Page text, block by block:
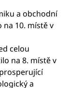
a obchodní
na 10. místě v
celou
na 8. místě v
a